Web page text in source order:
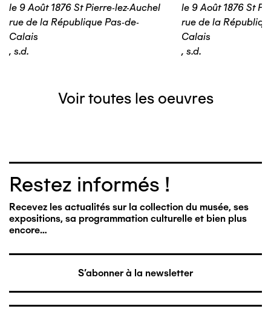
le 9 Août 1876 St Pierre-lez-Auchel
rue de la République Pas-de-
Calais
, s.d.
le 9 Août 1876 St
rue de la
Calais
, s.d.
Voir toutes les oeuvres
Restez informés !
Recevez les actualités sur la collection du musée, ses
expositions, sa programmation culturelle et bien plus
encore…
S'abonner à la newsletter